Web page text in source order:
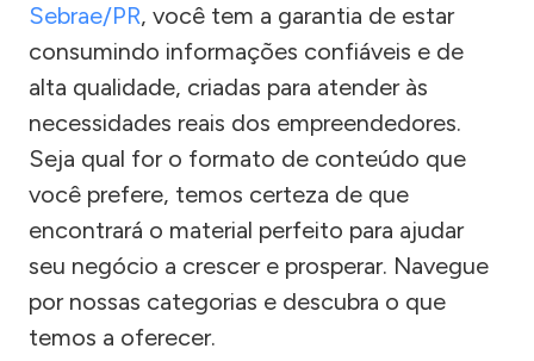
Sebrae/PR, você tem a garantia de estar
consumindo informações confiáveis e de
alta qualidade, criadas para atender às
necessidades reais dos empreendedores.
Seja qual for o formato de conteúdo que
você prefere, temos certeza de que
encontrará o material perfeito para ajudar
seu negócio a crescer e prosperar. Navegue
por nossas categorias e descubra o que
temos a oferecer.